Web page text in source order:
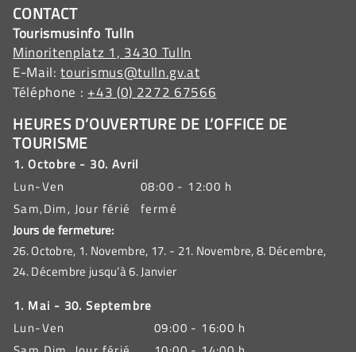
CONTACT
Tourismusinfo Tulln
Minoritenplatz 1, 3430 Tulln
E-Mail:tourismus@tulln.gv.at
Téléphone : +43 (0) 2272 67566
HEURES D’OUVERTURE DE L’OFFICE DE
TOURISME
1. Octobre - 30. Avril
Lun-Ven
08:00 - 12:00 h
Sam,Dim, Jour férié
fermé
Jours de fermeture:
26. Octobre, 1. Novembre, 17. - 21. Novembre, 8. Décembre,
24. Décembre jusqu’à 6. Janvier
1. Mai - 30. Septembre
Lun-Ven
09:00 - 16:00 h